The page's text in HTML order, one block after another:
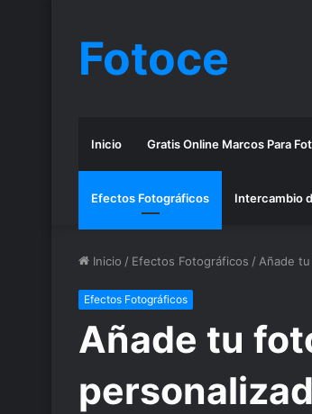
Fotoce
Inicio Gratis Online Marcos Para
Efectos Fotográficos Intercambio
Inicio / Efectos Fotográficos / Añade
Efectos Fotográficos
Añade tu